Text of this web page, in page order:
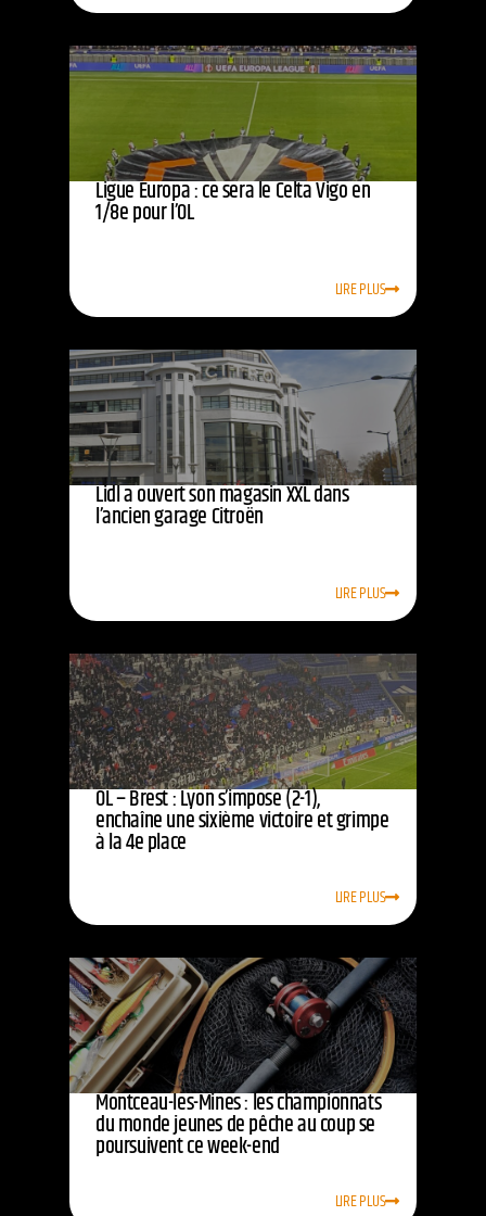
Ligue Europa : ce sera le Celta Vigo en
1/8e pour l’OL
LIRE PLUS
Lidl a ouvert son magasin XXL dans
l’ancien garage Citroën
LIRE PLUS
OL – Brest : Lyon s’impose (2-1),
enchaîne une sixième victoire et grimpe
à la 4e place
LIRE PLUS
Montceau-les-Mines : les championnats
du monde jeunes de pêche au coup se
poursuivent ce week-end
LIRE PLUS